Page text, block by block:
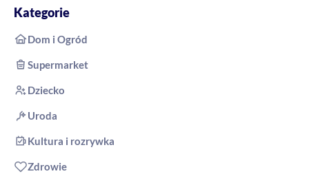
Kategorie
Dom i Ogród
Supermarket
Dziecko
Uroda
Kultura i rozrywka
Zdrowie